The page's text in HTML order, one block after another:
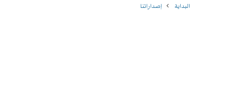
البداية إصداراتنا